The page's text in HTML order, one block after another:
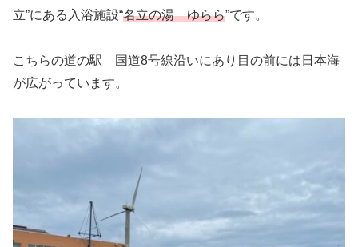
立”にある入浴施設“名立の湯 ゆらら”です。
こちらの道の駅 国道8号線沿いにあり目の前には日本海
が広がっています。